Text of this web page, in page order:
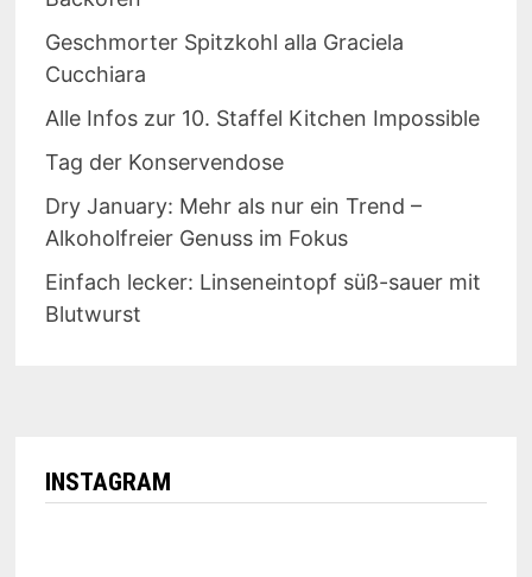
Geschmorter Spitzkohl alla Graciela
Cucchiara
Alle Infos zur 10. Staffel Kitchen Impossible
Tag der Konservendose
Dry January: Mehr als nur ein Trend –
Alkoholfreier Genuss im Fokus
Einfach lecker: Linseneintopf süß-sauer mit
Blutwurst
INSTAGRAM